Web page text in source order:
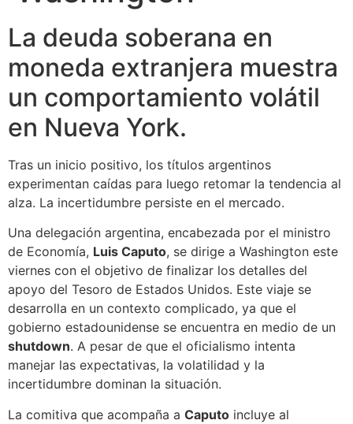
La deuda soberana en
moneda extranjera muestra
un comportamiento volátil
en Nueva York.
Tras un inicio positivo, los títulos argentinos
experimentan caídas para luego retomar la tendencia al
alza. La incertidumbre persiste en el mercado.
Una delegación argentina, encabezada por el ministro
de Economía, Luis Caputo, se dirige a Washington este
viernes con el objetivo de finalizar los detalles del
apoyo del Tesoro de Estados Unidos. Este viaje se
desarrolla en un contexto complicado, ya que el
gobierno estadounidense se encuentra en medio de un
shutdown. A pesar de que el oficialismo intenta
manejar las expectativas, la volatilidad y la
incertidumbre dominan la situación.
La comitiva que acompaña a Caputo incluye al